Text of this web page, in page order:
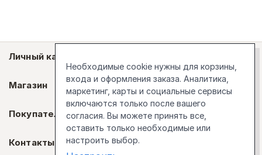
Личный кабинет
Магазин
Покупателям
Контакты
Необходимые cookie нужны для корзины,
входа и оформления заказа. Аналитика,
маркетинг, карты и социальные сервисы
включаются только после вашего
согласия. Вы можете принять все,
оставить только необходимые или
настроить выбор.